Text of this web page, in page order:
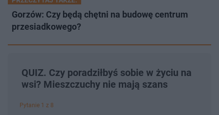
Gorzów: Czy będą chętni na budowę centrum
przesiadkowego?
QUIZ. Czy poradziłbyś sobie w życiu na
wsi? Mieszczuchy nie mają szans
Pytanie 1 z 8